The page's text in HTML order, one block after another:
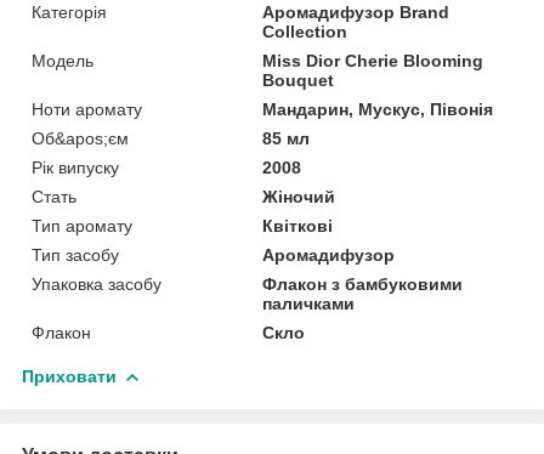
Категорія
Аромадифузор Brand
Collection
Мoдель
Miss Dior Cherie Blooming
Bouquet
Ноти аромату
Мандарин, Мускус, Півонія
Об&apos;єм
85 мл
Рік випуску
2008
Стать
Жіночий
Тип аромату
Квіткові
Тип засобу
Аромадифузор
Упаковка засобу
Флакон з бамбуковими
паличками
Флакон
Скло
Приховати